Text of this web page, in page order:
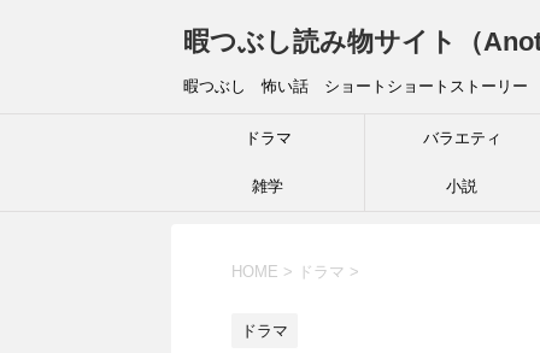
暇つぶし読み物サイト（
暇つぶし 怖い話 ショートショートストーリ
ドラマ バラエティ
雑学 小説
HOME > ドラマ >
ドラマ